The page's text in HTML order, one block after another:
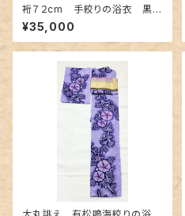
裄７２cm 手絞りの浴衣 黒地
に朝顔柄
¥35,000